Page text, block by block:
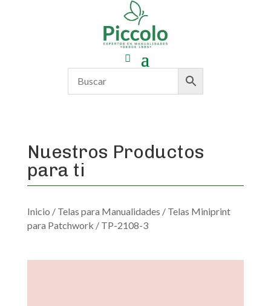
Nuestros Productos
para ti
Inicio / Telas para Manualidades / Telas Miniprint
para Patchwork / TP-2108-3